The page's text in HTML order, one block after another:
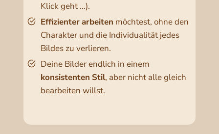
Klick geht …).
Effizienterarbeiten möchtest, ohne den
Charakter und die Individualität jedes
Bildes zu verlieren.
Deine Bilder endlich in einem
konsistenten Stil, aber nicht alle gleich
bearbeiten willst.